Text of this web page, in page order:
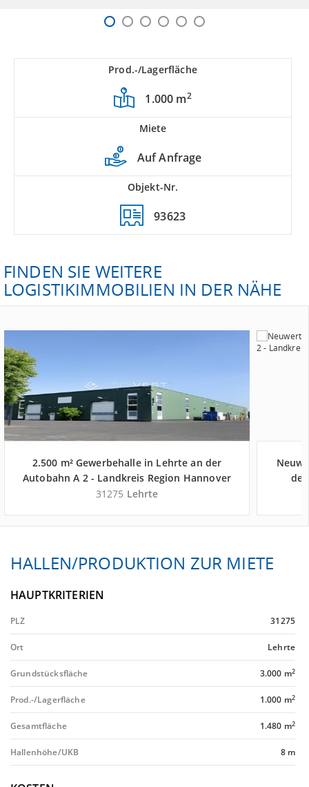
Prod.-/Lagerfläche
1.000 m2
Miete
Auf Anfrage
Objekt-Nr.
93623
FINDEN SIE WEITERE
LOGISTIKIMMOBILIEN IN DER NÄHE
2.500 m² Gewerbehalle in Lehrte an der
Autobahn A 2 - Landkreis Region Hannover
31275 Lehrte
der
HALLEN/PRODUKTION ZUR MIETE
HAUPTKRITERIEN
PLZ 31275
Ort Lehrte
Grundstücksfläche 3.000 m2
Prod.-/Lagerfläche 1.000 m2
Gesamtfläche 1.480 m2
Hallenhöhe/UKB 8 m